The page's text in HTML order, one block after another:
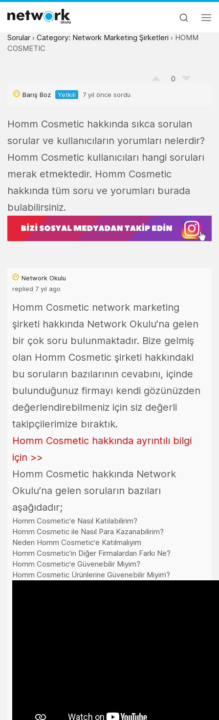
Sorular › Category: Network Marketing Şirketleri › HOMM
COSMETIC
0
Barış Boz Yetkili 7 yıl önce sordu
Homm Cosmetic hakkında sıkca sorulan
sorular ve kullanıcıların yorumları nelerdir?
Homm Cosmetic kullanıcıları hangi soruları
merak etmektedir. Homm Cosmetic
hakkında tüm soru ve yorumları burada
bulabilirsiniz.
Network Okulu
replied 7 yıl ago
Homm Cosmetic network marketing
şirketi hakkında Network Okulu’na gelen
bir çok soru bulunmaktadır. Bize gelmiş
olan Homm Cosmetic şirketi hakkındaki
bu soruların bazılarının cevabını, içinde
bulunduğunuz firmayı kendi gözünüzden
değerlendirebilmeniz için siz değerli
takipçilerimize bıraktık.
Homm Cosmetic hakkında ayrıntılı bilgi
için >>
Homm Cosmetic hakkında Network
Okulu’na gelen soruların bazıları
aşağıdadır;
Homm Cosmetic’e Nasıl Katılabilirim?
Homm Cosmetic ile Nasıl Para Kazanabilirim?
Neden Homm Cosmetic’e Katılmalıyım
Homm Cosmetic’in Diğer Firmalardan Farkı Ne?
Homm Cosmetic’e Güvenebilir Miyim?
Homm Cosmetic Ürünlerine Güvenebilir Miyim?